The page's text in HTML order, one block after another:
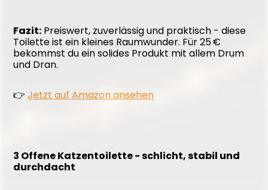
Fazit: Preiswert, zuverlässig und praktisch - diese
Toilette ist ein kleines Raumwunder. Für 25 €
bekommst du ein solides Produkt mit allem Drum
und Dran.
👉 Jetzt auf Amazon ansehen
3 Offene Katzentoilette - schlicht, stabil und
durchdacht